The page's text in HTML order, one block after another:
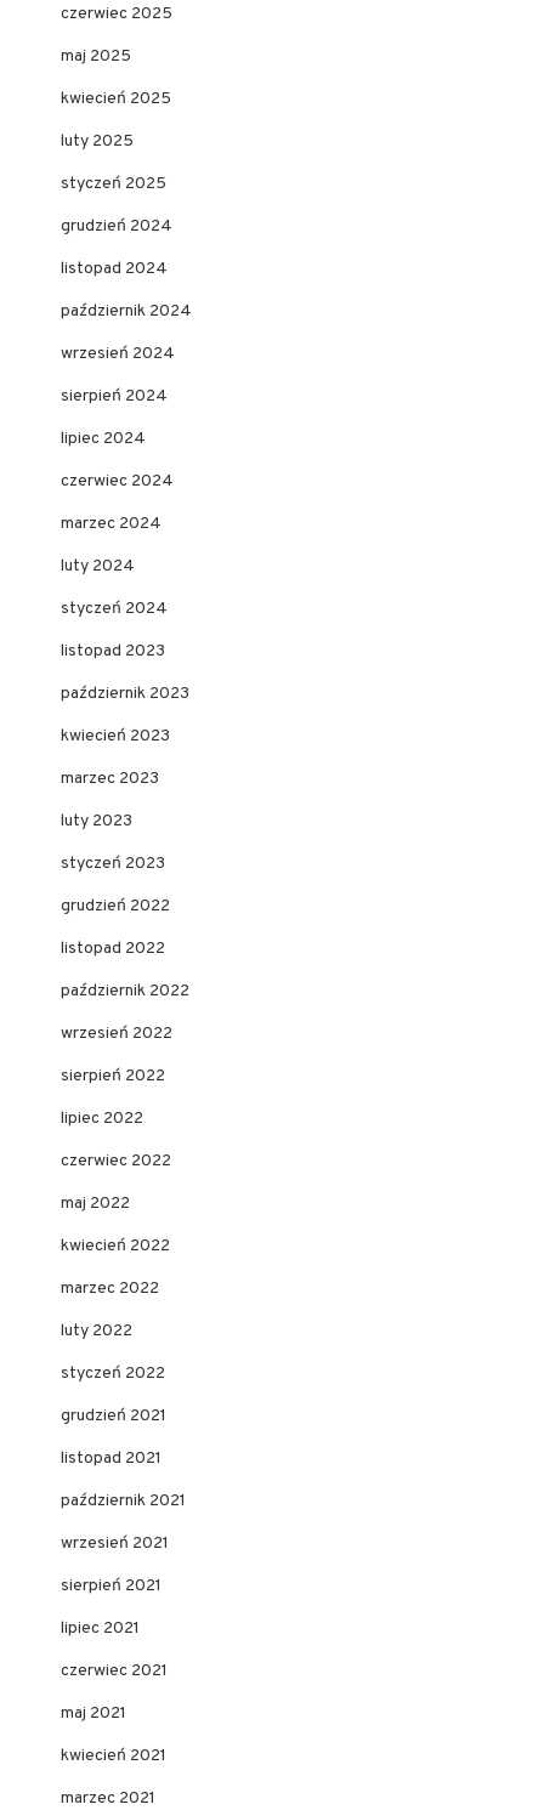
czerwiec 2025
maj 2025
kwiecień 2025
luty 2025
styczeń 2025
grudzień 2024
listopad 2024
październik 2024
wrzesień 2024
sierpień 2024
lipiec 2024
czerwiec 2024
marzec 2024
luty 2024
styczeń 2024
listopad 2023
październik 2023
kwiecień 2023
marzec 2023
luty 2023
styczeń 2023
grudzień 2022
listopad 2022
październik 2022
wrzesień 2022
sierpień 2022
lipiec 2022
czerwiec 2022
maj 2022
kwiecień 2022
marzec 2022
luty 2022
styczeń 2022
grudzień 2021
listopad 2021
październik 2021
wrzesień 2021
sierpień 2021
lipiec 2021
czerwiec 2021
maj 2021
kwiecień 2021
marzec 2021